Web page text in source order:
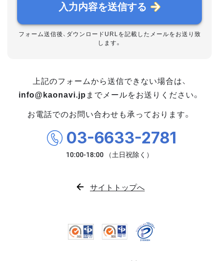
入力内容を送信する
フォーム送信後、ダウンロードURLを記載したメールをお送り致
します。
上記のフォームから送信できない場合は、
info@kaonavi.jp までメールをお送りください。
お電話でのお問い合わせも承っております。
03-6633-2781
サイトトップへ